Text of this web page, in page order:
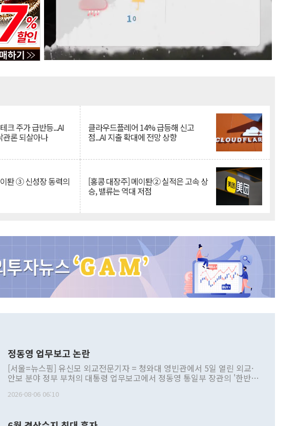
크 주가 급반등...AI
관론 되살아나
클라우드플레어 14% 급등해 신고
점...AI 지출 확대에 전망 상향
퇀 ③ 신성장 동력의 [홍콩 대장주] 메이퇀② 실적은 고속 상
승, 밸류는 역대 저점
정동영 업무보고 논란
[서울=뉴스핌] 유신모 외교전문기자 = 청와대 영빈관에서 5일 열린 외교·
안보 분야 정부 부처의 대통령 업무보고에서 정동영 통일부 장관의 '한반도
발언 중에는 정부 내 조율을 거치지 않은 사안을 정책으로 추진하겠다고 공
2026-08-06 06:10